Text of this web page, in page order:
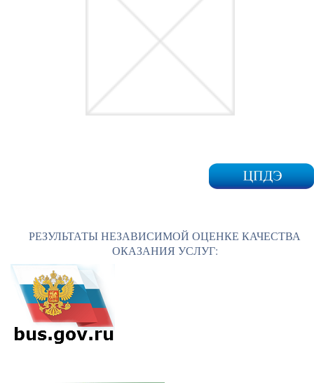
РЕЗУЛЬТАТЫ НЕЗАВИСИМОЙ ОЦЕНКЕ КАЧЕСТВА
ОКАЗАНИЯ УСЛУГ: